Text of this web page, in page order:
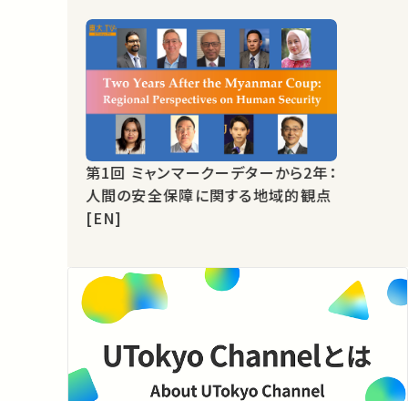
第1回 ミャンマークーデターから2年：
人間の安全保障に関する地域的観点
[EN]